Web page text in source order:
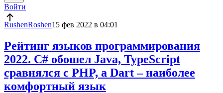
Войти
RushenRoshen15 фев 2022 в 04:01
Рейтинг языков программирования
2022. C# обошел Java, TypeScript
сравнялся с PHP, а Dart – наиболее
комфортный язык